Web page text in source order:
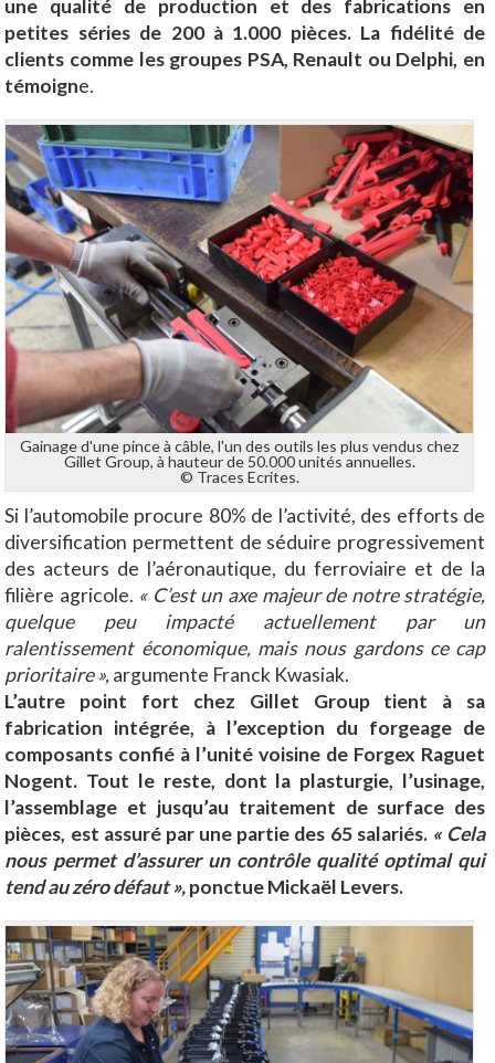
une qualité de production et des fabrications en
petites séries de 200 à 1.000 pièces. La fidélité de
clients comme les groupes PSA, Renault ou Delphi, en
témoigne.
Gainage d'une pince à câble, l'un des outils les plus vendus chez
Gillet Group, à hauteur de 50.000 unités annuelles.
© Traces Ecrites.
Si l’automobile procure 80% de l’activité, des efforts de
diversification permettent de séduire progressivement
des acteurs de l’aéronautique, du ferroviaire et de la
filière agricole. « C’est un axe majeur de notre stratégie,
quelque peu impacté actuellement par un
ralentissement économique, mais nous gardons ce cap
prioritaire »,argumente Franck Kwasiak.
L’autre point fort chez Gillet Group tient à sa
fabrication intégrée, à l’exception du forgeage de
composants confié à l’unité voisine de Forgex Raguet
Nogent. Tout le reste, dont la plasturgie, l’usinage,
l’assemblage et jusqu’au traitement de surface des
pièces, est assuré par une partie des 65 salariés. « Cela
nous permet d’assurer un contrôle qualité optimal qui
tend au zéro défaut »,ponctue Mickaël Levers.